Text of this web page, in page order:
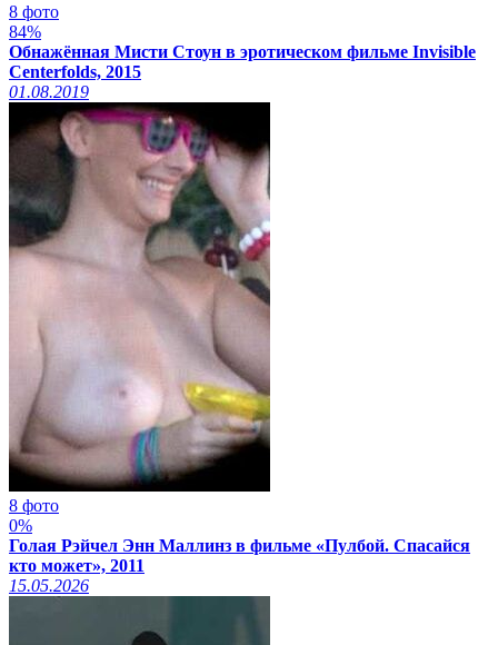
8 фото
84%
Обнажённая Мисти Стоун в эротическом фильме Invisible
Centerfolds, 2015
01.08.2019
8 фото
0%
Голая Рэйчел Энн Маллинз в фильме «Пулбой. Спасайся
кто может», 2011
15.05.2026